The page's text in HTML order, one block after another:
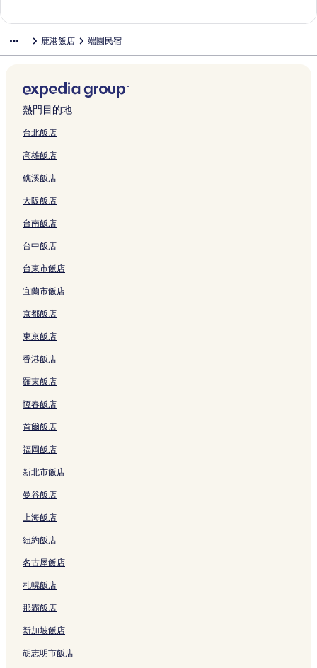
的
連
的
n
結
r
u
t
e
P
r
f
o
l
i
H
t
e
l
的
連
結
的
連
連
結
的
連
M
o
l
的
連
結
t
u
e
M
o
e
-
C
h
a
g
H
u
a
B
r
a
c
的
連
結
B
結
連
結
t
M
o
t
e
的
結
H
e
l
C
h
n
h
u
a
的
結
鹿港飯店 端園民宿
熱門目的地
台北飯店
高雄飯店
礁溪飯店
大阪飯店
台南飯店
台中飯店
台東市飯店
宜蘭市飯店
京都飯店
東京飯店
香港飯店
羅東飯店
恆春飯店
首爾飯店
福岡飯店
新北市飯店
曼谷飯店
上海飯店
紐約飯店
名古屋飯店
札幌飯店
那霸飯店
新加坡飯店
胡志明市飯店